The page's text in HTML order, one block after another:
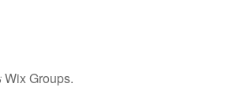
تم إيقاف هذا التطبيق. إذا كنت بحاجة إلى تطبيق مجتمع، استخدم Wix Groups.